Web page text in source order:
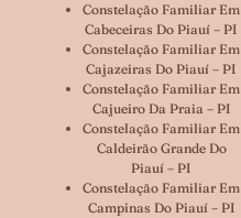
Constelação Familiar Em
Cabeceiras Do Piauí – PI
Constelação Familiar Em
Cajazeiras Do Piauí – PI
Constelação Familiar Em
Cajueiro Da Praia – PI
Constelação Familiar Em
Caldeirão Grande Do
Piauí – PI
Constelação Familiar Em
Campinas Do Piauí – PI